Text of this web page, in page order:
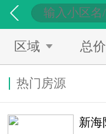
区域 总价
热门房源